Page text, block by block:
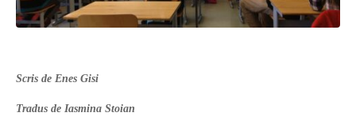
Scris de Enes Gisi
Tradus de Iasmina Stoian